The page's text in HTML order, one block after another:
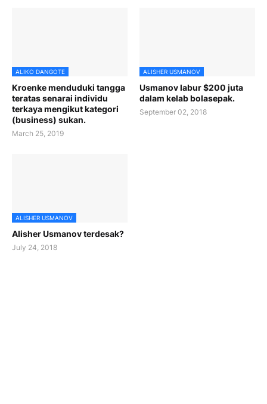
ALIKO DANGOTE
Kroenke menduduki tangga
teratas senarai individu
terkaya mengikut kategori
(business) sukan.
March 25, 2019
ALISHER USMANOV
Usmanov labur $200 juta
dalam kelab bolasepak.
September 02, 2018
ALISHER USMANOV
Alisher Usmanov terdesak?
July 24, 2018